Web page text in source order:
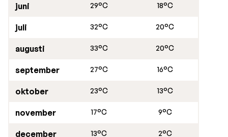
juni 29°C 18°C
juli 32°C 20°C
augusti 33°C 20°C
september 27°C 16°C
oktober 23°C 13°C
november 17°C 9°C
december 13°C 2°C